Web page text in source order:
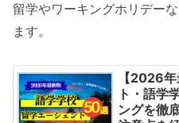
留学やワーキングホリデー
ます。
【2026
ト・語学
ングを徹